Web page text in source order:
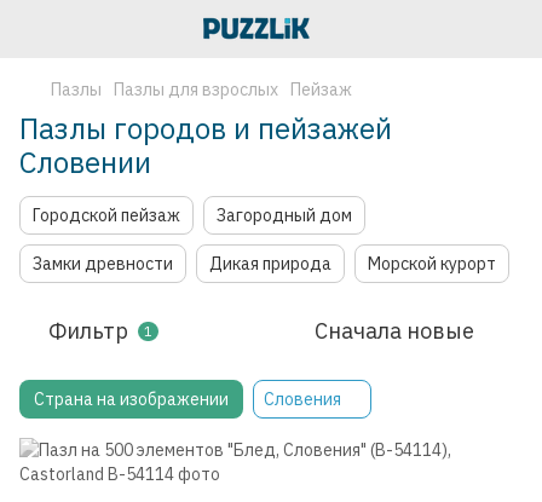
Пазлы Пазлы для взрослых Пейзаж
Пазлы городов и пейзажей
Словении
Городской пейзаж Загородный дом
Замки древности Дикая природа Морской курорт
Фильтр 1 Сначала новые
Страна на изображении Словения